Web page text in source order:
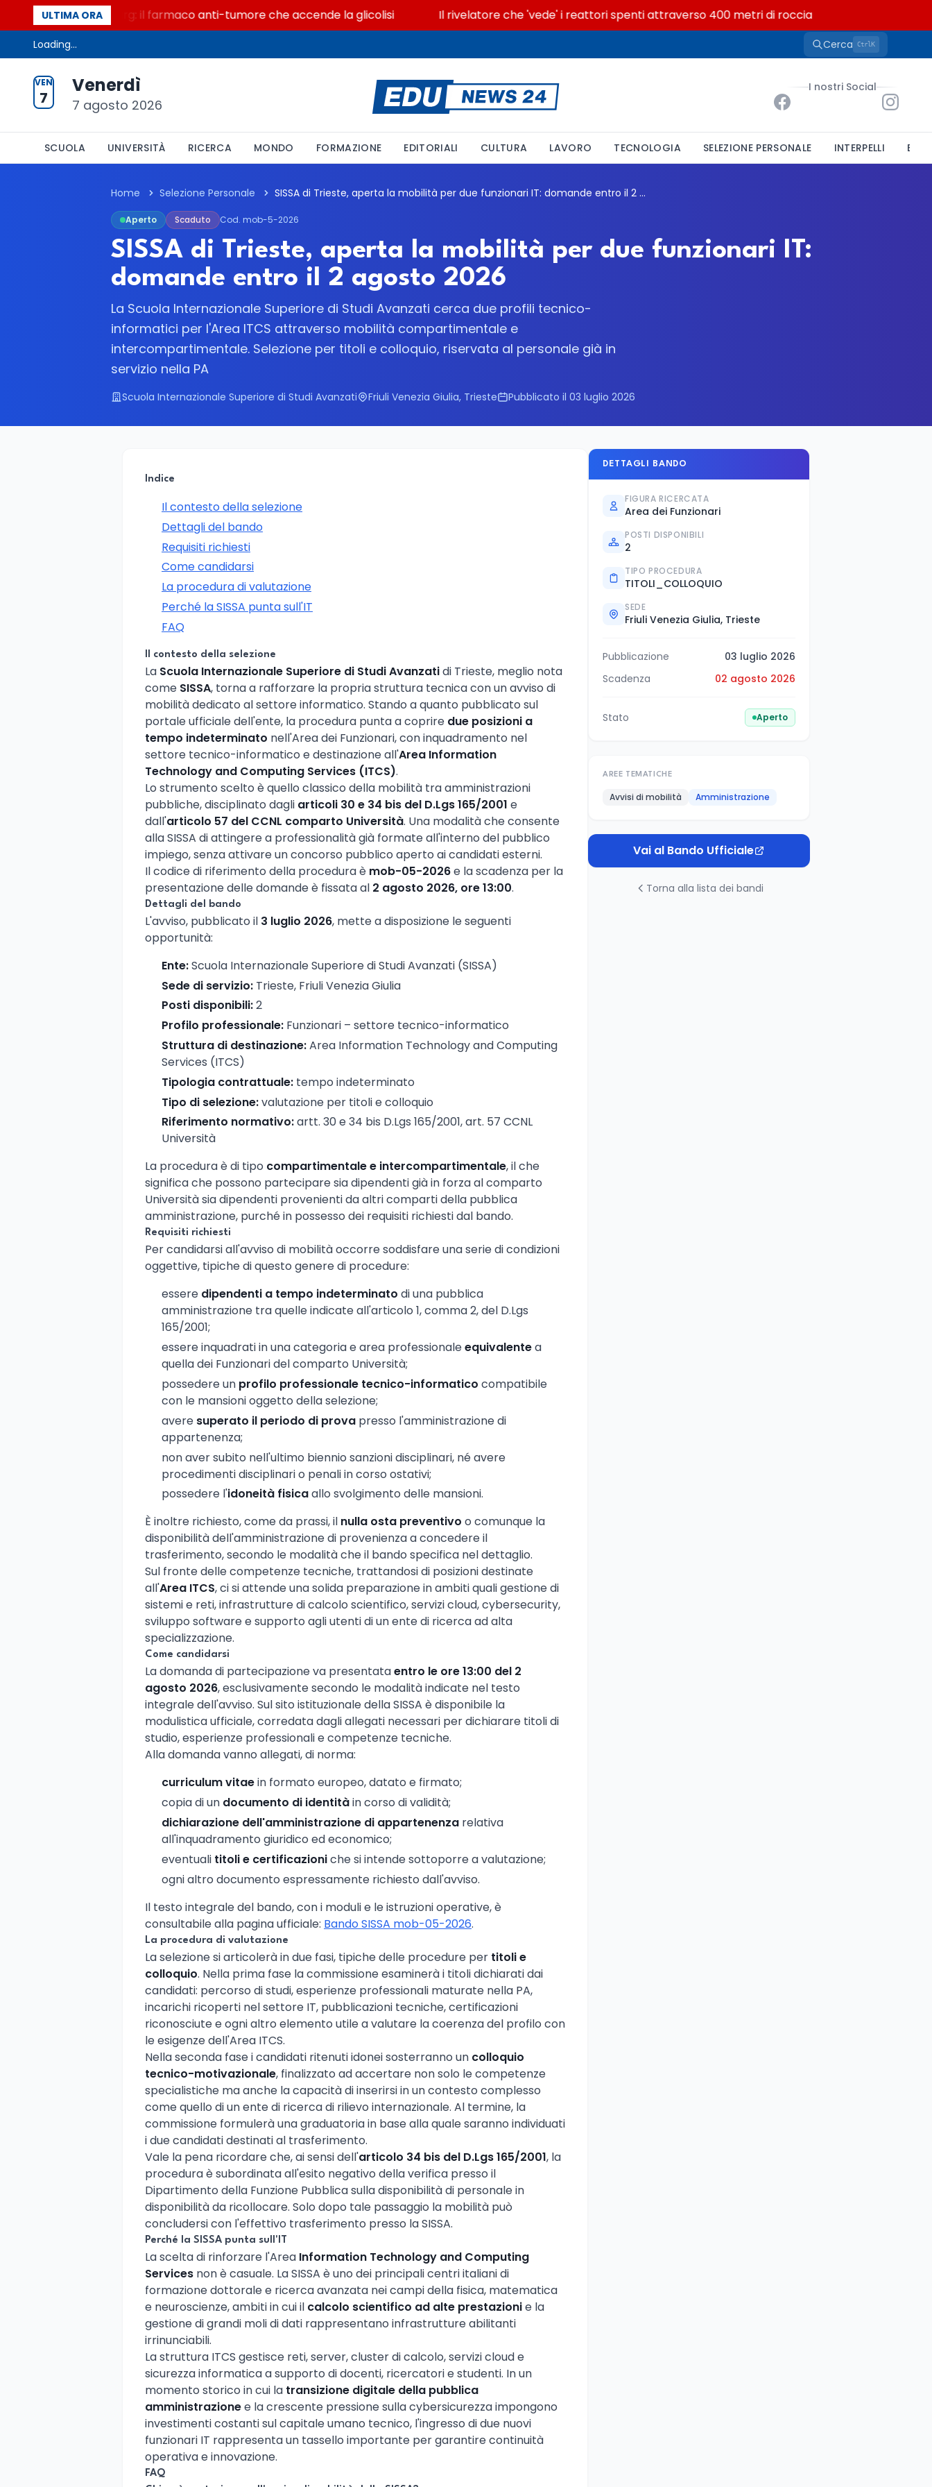
ULTIMA ORA
secolo di Warburg: il farmaco anti-tumore che accende la glicolisi Il rivelatore che 'vede' i reattori spenti attraverso 400 metri di roccia
Loading... Cerca CtrlK
VEN
7
Venerdì
7 agosto 2026
I nostri Social
SCUOLA UNIVERSITÀ RICERCA MONDO FORMAZIONE EDITORIALI CULTURA LAVORO TECNOLOGIA SELEZIONE PERSONALE INTERPELLI
Home Selezione Personale SISSA di Trieste, aperta la mobilità per due funzionari IT: domande entro il 2 agosto 2026
Aperto Scaduto Cod. mob-5-2026
SISSA di Trieste, aperta la mobilità per due funzionari IT:
domande entro il 2 agosto 2026
La Scuola Internazionale Superiore di Studi Avanzati cerca due profili tecnico-
informatici per l'Area ITCS attraverso mobilità compartimentale e
intercompartimentale. Selezione per titoli e colloquio, riservata al personale già in
servizio nella PA
Scuola Internazionale Superiore di Studi Avanzati Friuli Venezia Giulia, Trieste Pubblicato il 03 luglio 2026
Indice
Il contesto della selezione
Dettagli del bando
Requisiti richiesti
Come candidarsi
La procedura di valutazione
Perché la SISSA punta sull'IT
FAQ
Il contesto della selezione
La Scuola Internazionale Superiore di Studi Avanzatidi Trieste, meglio nota
come SISSA, torna a rafforzare la propria struttura tecnica con un avviso di
mobilità dedicato al settore informatico. Stando a quanto pubblicato sul
portale ufficiale dell'ente, la procedura punta a coprire due posizioni a
tempo indeterminato nell'Area dei Funzionari, con inquadramento nel
settore tecnico-informatico e destinazione all'Area Information
Technology and Computing Services (ITCS).
Lo strumento scelto è quello classico della mobilità tra amministrazioni
pubbliche, disciplinato dagli articoli 30 e 34 bis del D.Lgs 165/2001 e
dall'articolo 57 del CCNL comparto Università. Una modalità che consente
alla SISSA di attingere a professionalità già formate all'interno del pubblico
impiego, senza attivare un concorso pubblico aperto ai candidati esterni.
Il codice di riferimento della procedura è mob-05-2026e la scadenza per la
presentazione delle domande è fissata al 2 agosto 2026, ore 13:00.
Dettagli del bando
L'avviso, pubblicato il 3 luglio 2026, mette a disposizione le seguenti
opportunità:
Ente:Scuola Internazionale Superiore di Studi Avanzati (SISSA)
Sede di servizio: Trieste, Friuli Venezia Giulia
Posti disponibili:2
Profilo professionale: Funzionari – settore tecnico-informatico
Struttura di destinazione:Area Information Technology and Computing
Services (ITCS)
Tipologia contrattuale: tempo indeterminato
Tipo di selezione:valutazione per titoli e colloquio
Riferimento normativo:artt. 30 e 34 bis D.Lgs 165/2001, art. 57 CCNL
Università
La procedura è di tipo compartimentale e intercompartimentale, il che
significa che possono partecipare sia dipendenti già in forza al comparto
Università sia dipendenti provenienti da altri comparti della pubblica
amministrazione, purché in possesso dei requisiti richiesti dal bando.
Requisiti richiesti
Per candidarsi all'avviso di mobilità occorre soddisfare una serie di condizioni
oggettive, tipiche di questo genere di procedure:
essere dipendenti a tempo indeterminato di una pubblica
amministrazione tra quelle indicate all'articolo 1, comma 2, del D.Lgs
165/2001;
essere inquadrati in una categoria e area professionaleequivalentea
quella dei Funzionari del comparto Università;
possedere un profilo professionale tecnico-informatico compatibile
con le mansioni oggetto della selezione;
avere superato il periodo di prova presso l'amministrazione di
appartenenza;
non aver subito nell'ultimo biennio sanzioni disciplinari, né avere
procedimenti disciplinari o penali in corso ostativi;
possedere l'idoneità fisicaallo svolgimento delle mansioni.
È inoltre richiesto, come da prassi, il nulla osta preventivo o comunque la
disponibilità dell'amministrazione di provenienza a concedere il
trasferimento, secondo le modalità che il bando specifica nel dettaglio.
Sul fronte delle competenze tecniche, trattandosi di posizioni destinate
all'Area ITCS, ci si attende una solida preparazione in ambiti quali gestione di
sistemi e reti, infrastrutture di calcolo scientifico, servizi cloud, cybersecurity,
sviluppo software e supporto agli utenti di un ente di ricerca ad alta
specializzazione.
Come candidarsi
La domanda di partecipazione va presentataentro le ore 13:00 del 2
agosto 2026, esclusivamente secondo le modalità indicate nel testo
integrale dell'avviso. Sul sito istituzionale della SISSA è disponibile la
modulistica ufficiale, corredata dagli allegati necessari per dichiarare titoli di
studio, esperienze professionali e competenze tecniche.
Alla domanda vanno allegati, di norma:
curriculum vitaein formato europeo, datato e firmato;
copia di un documento di identitàin corso di validità;
dichiarazione dell'amministrazione di appartenenza relativa
all'inquadramento giuridico ed economico;
eventuali titoli e certificazioniche si intende sottoporre a valutazione;
ogni altro documento espressamente richiesto dall'avviso.
Il testo integrale del bando, con i moduli e le istruzioni operative, è
consultabile alla pagina ufficiale: Bando SISSA mob-05-2026.
La procedura di valutazione
La selezione si articolerà in due fasi, tipiche delle procedure per titoli e
colloquio. Nella prima fase la commissione esaminerà i titoli dichiarati dai
candidati: percorso di studi, esperienze professionali maturate nella PA,
incarichi ricoperti nel settore IT, pubblicazioni tecniche, certificazioni
riconosciute e ogni altro elemento utile a valutare la coerenza del profilo con
le esigenze dell'Area ITCS.
Nella seconda fase i candidati ritenuti idonei sosterranno un colloquio
tecnico-motivazionale, finalizzato ad accertare non solo le competenze
specialistiche ma anche la capacità di inserirsi in un contesto complesso
come quello di un ente di ricerca di rilievo internazionale. Al termine, la
commissione formulerà una graduatoria in base alla quale saranno individuati
i due candidati destinati al trasferimento.
Vale la pena ricordare che, ai sensi dell'articolo 34 bis del D.Lgs 165/2001, la
procedura è subordinata all'esito negativo della verifica presso il
Dipartimento della Funzione Pubblica sulla disponibilità di personale in
disponibilità da ricollocare. Solo dopo tale passaggio la mobilità può
concludersi con l'effettivo trasferimento presso la SISSA.
Perché la SISSA punta sull'IT
La scelta di rinforzare l'Area Information Technology and Computing
Services non è casuale. La SISSA è uno dei principali centri italiani di
formazione dottorale e ricerca avanzata nei campi della fisica, matematica
e neuroscienze, ambiti in cui il calcolo scientifico ad alte prestazionie la
gestione di grandi moli di dati rappresentano infrastrutture abilitanti
irrinunciabili.
La struttura ITCS gestisce reti, server, cluster di calcolo, servizi cloud e
sicurezza informatica a supporto di docenti, ricercatori e studenti. In un
momento storico in cui la transizione digitale della pubblica
amministrazionee la crescente pressione sulla cybersicurezza impongono
investimenti costanti sul capitale umano tecnico, l'ingresso di due nuovi
funzionari IT rappresenta un tassello importante per garantire continuità
operativa e innovazione.
FAQ
DETTAGLI BANDO
FIGURA RICERCATA
Area dei Funzionari
POSTI DISPONIBILI
2
TIPO PROCEDURA
TITOLI_COLLOQUIO
SEDE
Friuli Venezia Giulia, Trieste
Pubblicazione
03 luglio 2026
Scadenza
02 agosto 2026
Stato Aperto
AREE TEMATICHE
Avvisi di mobilità Amministrazione
Vai al Bando Ufficiale
Torna alla lista dei bandi